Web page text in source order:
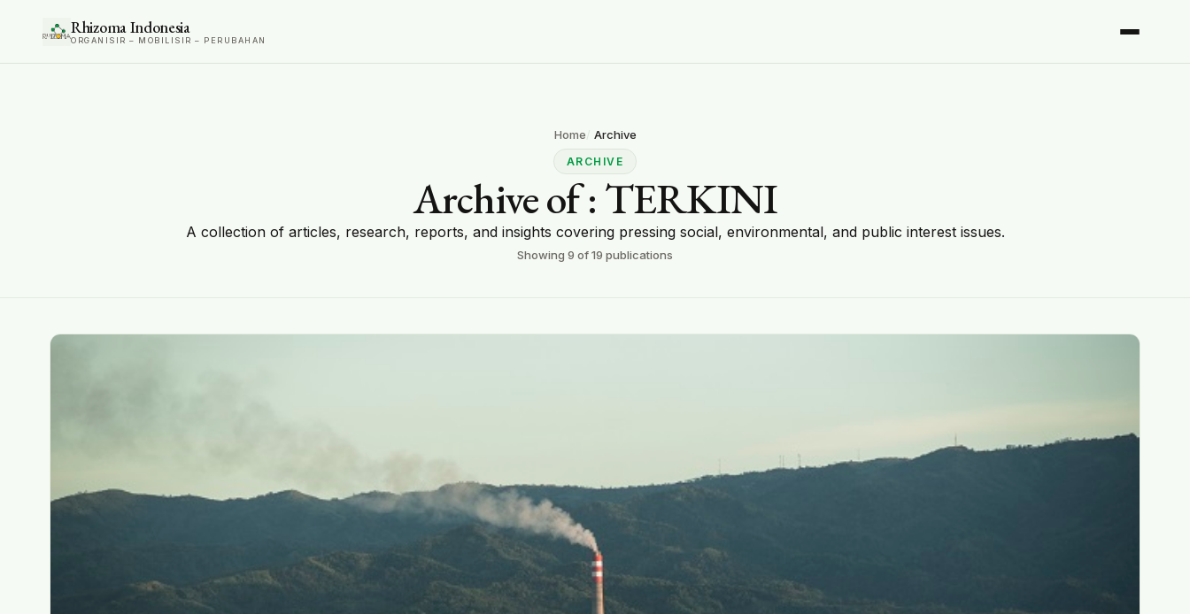
Rhizoma Indonesia
ORGANISIR – MOBILISIR – PERUBAHAN
Home Archive
ARCHIVE
Archive of: TERKINI
A collection of articles, research, reports, and insights covering pressing social, environmental, and public interest issues.
Showing 9 of19 publications